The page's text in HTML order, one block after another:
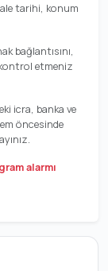
tarihi, konum
bağlantısını,
etmeniz
icra, banka ve
öncesinde
alarmı